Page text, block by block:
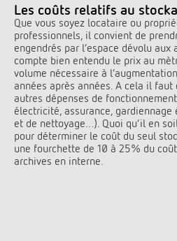
Les coûts relatifs au
Que vous soyez locataire ou
professionnels, il convient de
engendrés par l’espace dévolu aux
compte bien entendu le prix au
volume nécessaire à
années après années. A cela il
autres dépenses de
électricité, assurance, gardiennage
et de nettoyage…). Quoi qu’il en
pour déterminer le coût du seul
une fourchette de 10 à 25% du
archives en interne.